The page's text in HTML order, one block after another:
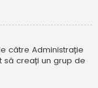
către Administrație
să creați un grup de